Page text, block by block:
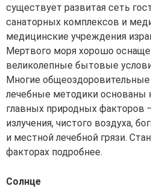
существует развитая сеть
санаторных комплексов и
медицинские учреждения
Мертвого моря хорошо
великолепные бытовые
Многие
лечебные методики основаны
главных природных факторов
излучения, чистого воздуха,
и местной лечебной грязи.
факторах подробнее.
Солнце